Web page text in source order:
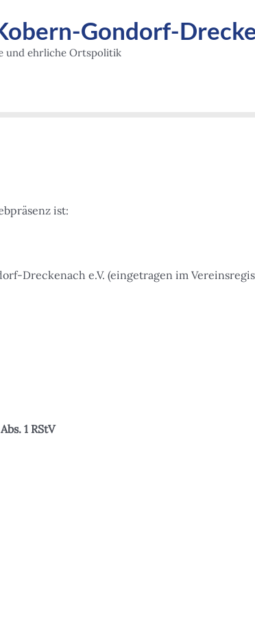
Gondorf-
und ehrliche Ortspolitik
ist:
Dreckenach e.V. (eingetragen im
1 RStV